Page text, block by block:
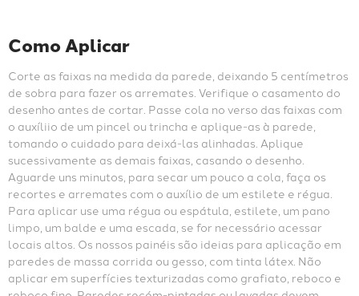
Como Aplicar
Corte as faixas na medida da parede, deixando 5 centímetros
de sobra para fazer os arremates. Verifique o casamento do
desenho antes de cortar. Passe cola no verso das faixas com
o auxíliio de um pincel ou trincha e aplique-as à parede,
tomando o cuidado para deixá-las alinhadas. Aplique
sucessivamente as demais faixas, casando o desenho.
Aguarde uns minutos, para secar um pouco a cola, faça os
recortes e arremates com o auxílio de um estilete e régua.
Para aplicar use uma régua ou espátula, estilete, um pano
limpo, um balde e uma escada, se for necessário acessar
locais altos. Os nossos painéis são ideias para aplicação em
paredes de massa corrida ou gesso, com tinta látex. Não
aplicar em superfícies texturizadas como grafiato, reboco e